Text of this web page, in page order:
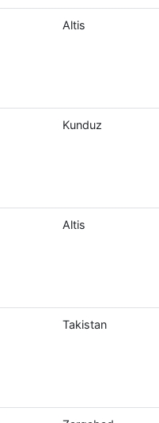
Altis
Kunduz
Altis
Takistan